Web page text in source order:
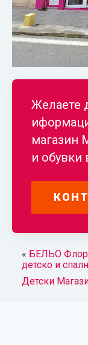
Желаете
магазин
и обувки
« БЕЛЬО
детско и
Детски